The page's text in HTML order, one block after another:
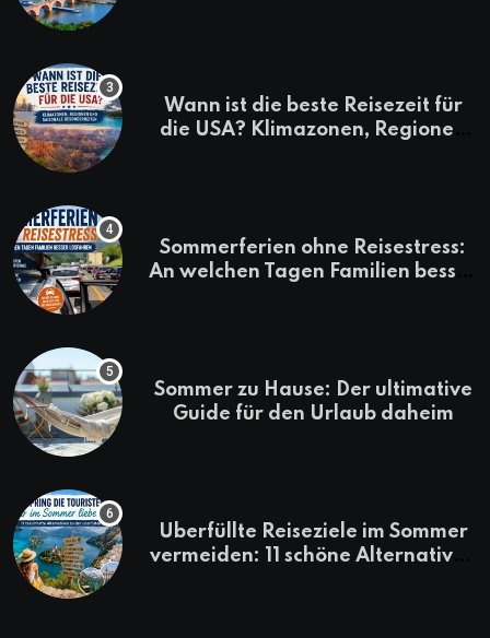
Wann ist die beste Reisezeit für
die USA? Klimazonen, Regionen
Sommerferien ohne Reisestress:
An welchen Tagen Familien besser
Sommer zu Hause: Der ultimative
Guide für den Urlaub daheim
Überfüllte Reiseziele im Sommer
vermeiden: 11 schöne Alternativen